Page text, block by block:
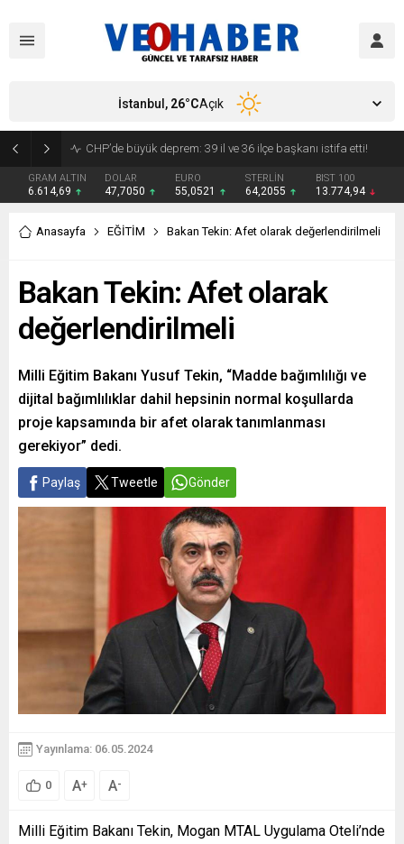
GRAM ALTIN
6.614,69
DOLAR
47,7050
EURO
55,0521
STERLİN
64,2055
BIST 100
13.774,94
İstanbul, 26°CAçık
Anasayfa EĞİTİM Bakan Tekin: Afet olarak değerlendirilmeli
Bakan Tekin: Afet olarak
değerlendirilmeli
Milli Eğitim Bakanı Yusuf Tekin, “Madde bağımlılığı ve
dijital bağımlılıklar dahil hepsinin normal koşullarda
proje kapsamında bir afet olarak tanımlanması
gerekiyor” dedi.
Paylaş Tweetle Gönder
Yayınlama: 06.05.2024
0 A+ A-
Milli Eğitim Bakanı Tekin, Mogan MTAL Uygulama Oteli’nde